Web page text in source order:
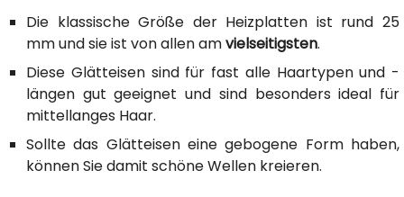
Die klassische Größe der Heizplatten ist rund 25
mm und sie ist von allen amvielseitigsten.
Diese Glätteisen sind für fast alle Haartypen und -
längen gut geeignet und sind besonders ideal für
mittellanges Haar.
Sollte das Glätteisen eine gebogene Form haben,
können Sie damit schöne Wellen kreieren.